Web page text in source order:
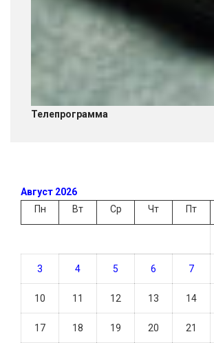
Телепрограмма
Август 2026
Пн
Вт Ср Чт Пт
3 4 5 6 7
10 11 12 13 14
17 18 19 20 21